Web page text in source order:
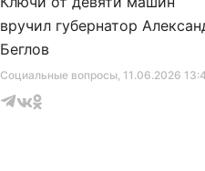
Социальные вопросы, 11.06.2026
вручил губернатор
Беглов